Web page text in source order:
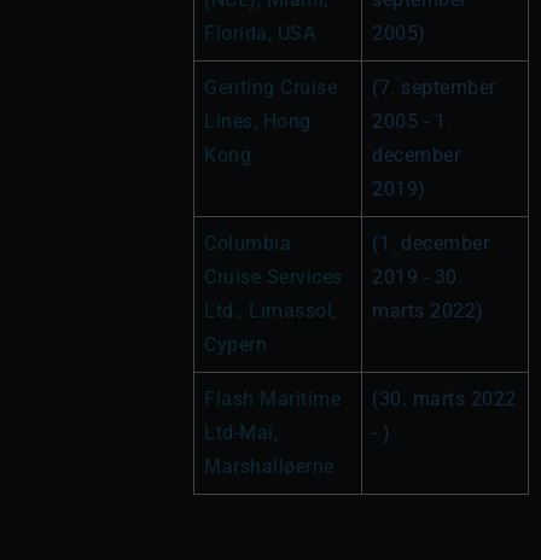
Florida, USA
2005)
Genting Cruise
Lines, Hong
Kong
(7. september
2005 - 1.
december
2019)
Columbia
Cruise Services
Ltd., Limassol,
Cypern
(1. december
2019 - 30.
marts 2022)
Flash Maritime
Ltd-Mai,
Marshalløerne
(30. marts 2022
- )